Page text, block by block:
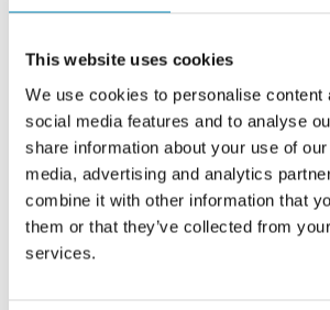
This website uses cookies
We use cookies to personalise content
social media features and to analyse
share information about your use of
media, advertising and analytics
combine it with other information that
them or that they’ve collected from
services.
Varenummer:
Har du brug for hjælp?
Kontoret er åbent alle ugens dage 9-22.